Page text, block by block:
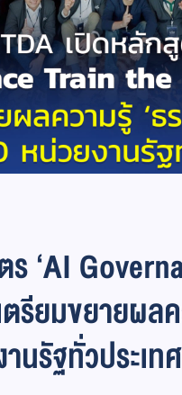
‘AI
รียมขยายผล
นรัฐทั่วประเทศ